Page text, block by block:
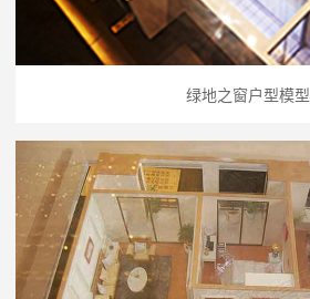
绿地之窗户型模型